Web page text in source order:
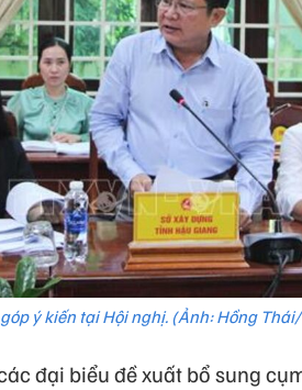
ý kiến tại Hội nghị. (Ảnh: Hồng
đại biểu đề xuất bổ sung